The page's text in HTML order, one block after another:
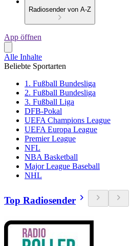
Radiosender von A-Z
App öffnen
Alle Inhalte
Beliebte Sportarten
1. Fußball Bundesliga
2. Fußball Bundesliga
3. Fußball Liga
DFB-Pokal
UEFA Champions League
UEFA Europa League
Premier League
NFL
NBA Basketball
Major League Baseball
NHL
Top Radiosender